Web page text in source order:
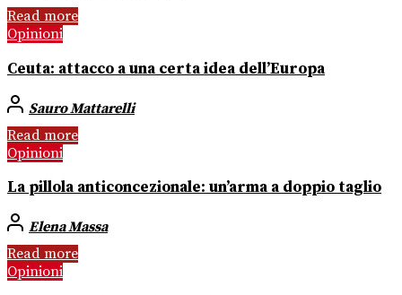
Read more
Opinioni
Ceuta: attacco a una certa idea dell’Europa
Sauro Mattarelli
Read more
Opinioni
La pillola anticoncezionale: un’arma a doppio taglio
Elena Massa
Read more
Opinioni